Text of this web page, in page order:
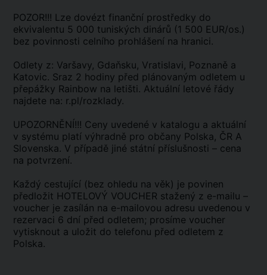
POZOR!!! Lze dovézt finanční prostředky do
ekvivalentu 5 000 tuniských dinárů (1 500 EUR/os.)
bez povinnosti celního prohlášení na hranici.
Odlety z: Varšavy, Gdaňsku, Vratislavi, Poznaně a
Katovic. Sraz 2 hodiny před plánovaným odletem u
přepážky Rainbow na letišti. Aktuální letové řády
najdete na: r.pl/rozklady.
UPOZORNĚNÍ!!! Ceny uvedené v katalogu a aktuální
v systému platí výhradně pro občany Polska, ČR A
Slovenska. V případě jiné státní příslušnosti – cena
na potvrzení.
Každý cestující (bez ohledu na věk) je povinen
předložit HOTELOVÝ VOUCHER stažený z e-mailu –
voucher je zasílán na e-mailovou adresu uvedenou v
rezervaci 6 dní před odletem; prosíme voucher
vytisknout a uložit do telefonu před odletem z
Polska.